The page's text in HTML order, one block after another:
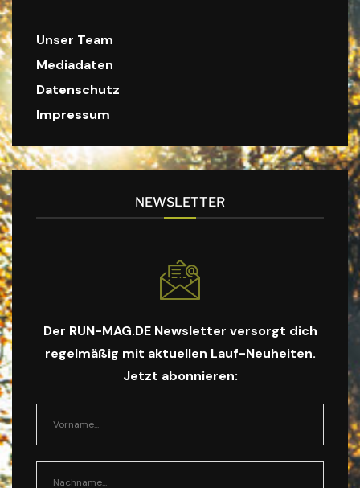
Unser Team
Mediadaten
Datenschutz
Impressum
NEWSLETTER
Der RUN-MAG.DE Newsletter versorgt dich
regelmäßig mit aktuellen Lauf-Neuheiten.
Jetzt abonnieren: